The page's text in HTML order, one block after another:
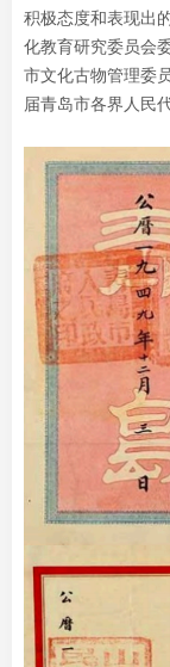
积极态度和表现出
化教育研究委员会
市文化古物管理委
届青岛市各界人民